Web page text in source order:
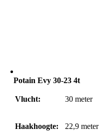
Potain Evy 30-23 4t
Vlucht: 30meter
Haakhoogte: 22,9meter